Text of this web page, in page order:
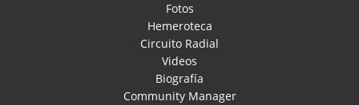
Fotos
Hemeroteca
Circuito Radial
Videos
Biografía
Community Manager